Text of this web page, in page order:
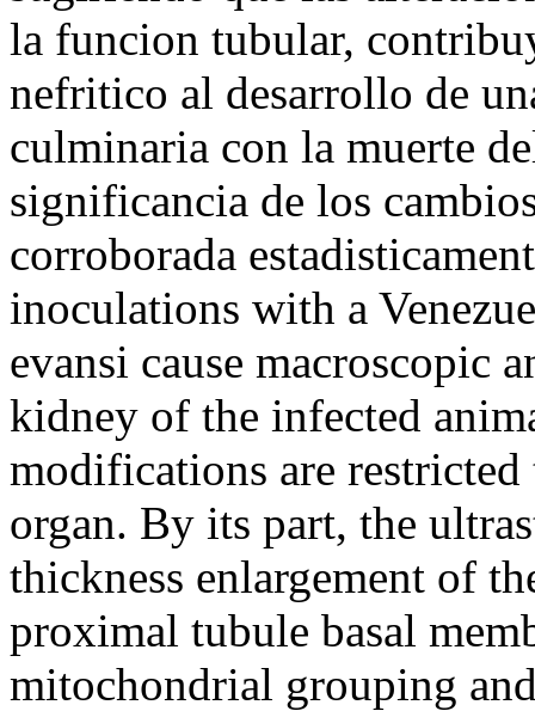
la funcion tubular,
nefritico al desarrollo de
culminaria con la muerte
significancia de los
corroborada
inoculations with a
evansi cause macroscopic
kidney of the infected
modifications are restricted
organ. By its part, the
thickness enlargement of
proximal tubule basal
mitochondrial grouping